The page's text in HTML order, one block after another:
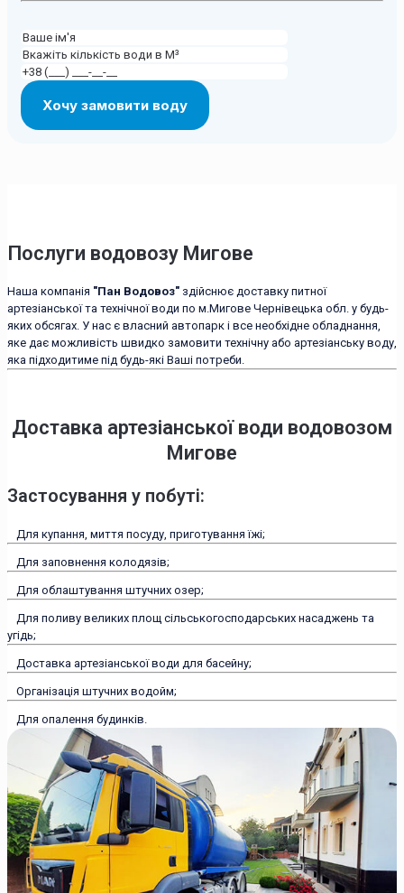
Послуги водовозу Мигове
Наша компанія "Пан Водовоз" здійснює доставку питної
артезіанської та технічної води по м.Мигове Чернівецька обл. у будь-
яких обсягах. У нас є власний автопарк і все необхідне обладнання,
яке дає можливість швидко замовити технічну або артезіанську воду,
яка підходитиме під будь-які Ваші потреби.
Доставка артезіанської води водовозом
Мигове
Застосування у побуті:
Для купання, миття посуду, приготування їжі;
Для заповнення колодязів;
Для облаштування штучних озер;
Для поливу великих площ сільськогосподарських насаджень та
угідь;
Доставка артезіанської води для басейну;
Організація штучних водойм;
Для опалення будинків.